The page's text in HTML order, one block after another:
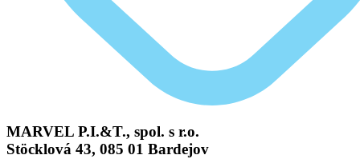
MARVEL P.I.&T., spol. s r.o.
Stöcklová 43, 085 01 Bardejov